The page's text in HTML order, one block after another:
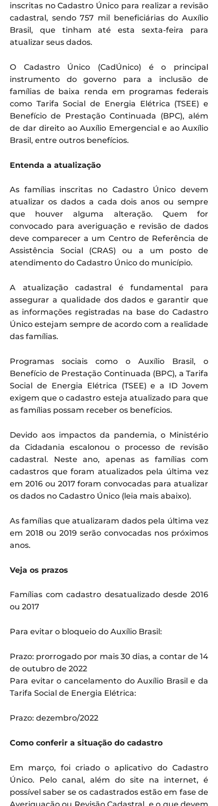
inscritas no Cadastro Único para realizar a revisão
cadastral, sendo 757 mil beneficiárias do Auxílio
Brasil, que tinham até esta sexta-feira para
atualizar seus dados.
O Cadastro Único (CadÚnico) é o principal
instrumento do governo para a inclusão de
famílias de baixa renda em programas federais
como Tarifa Social de Energia Elétrica (TSEE) e
Benefício de Prestação Continuada (BPC), além
de dar direito ao Auxílio Emergencial e ao Auxílio
Brasil, entre outros benefícios.
Entenda a atualização
As famílias inscritas no Cadastro Único devem
atualizar os dados a cada dois anos ou sempre
que houver alguma alteração. Quem for
convocado para averiguação e revisão de dados
deve comparecer a um Centro de Referência de
Assistência Social (CRAS) ou a um posto de
atendimento do Cadastro Único do município.
A atualização cadastral é fundamental para
assegurar a qualidade dos dados e garantir que
as informações registradas na base do Cadastro
Único estejam sempre de acordo com a realidade
das famílias.
Programas sociais como o Auxílio Brasil, o
Benefício de Prestação Continuada (BPC), a Tarifa
Social de Energia Elétrica (TSEE) e a ID Jovem
exigem que o cadastro esteja atualizado para que
as famílias possam receber os benefícios.
Devido aos impactos da pandemia, o Ministério
da Cidadania escalonou o processo de revisão
cadastral. Neste ano, apenas as famílias com
cadastros que foram atualizados pela última vez
em 2016 ou 2017 foram convocadas para atualizar
os dados no Cadastro Único (leia mais abaixo).
As famílias que atualizaram dados pela última vez
em 2018 ou 2019 serão convocadas nos próximos
anos.
Veja os prazos
Famílias com cadastro desatualizado desde 2016
ou 2017
Para evitar o bloqueio do Auxílio Brasil:
Prazo: prorrogado por mais 30 dias, a contar de 14
de outubro de 2022
Para evitar o cancelamento do Auxílio Brasil e da
Tarifa Social de Energia Elétrica:
Prazo: dezembro/2022
Como conferir a situação do cadastro
Em março, foi criado o aplicativo do Cadastro
Único. Pelo canal, além do site na internet, é
possível saber se os cadastrados estão em fase de